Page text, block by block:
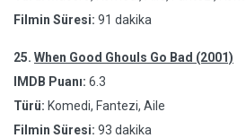
Filmin Süresi: 91 dakika
25. When Good Ghouls Go Bad (2001)
IMDB Puanı: 6.3
Türü: Komedi, Fantezi, Aile
Filmin Süresi: 93 dakika